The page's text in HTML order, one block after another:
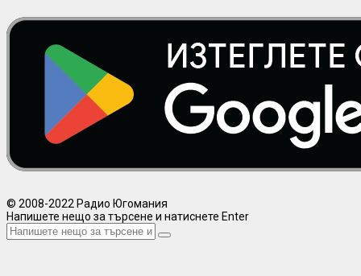
© 2008-2022 Радио Югомания
Напишете нещо за търсене и натиснете Enter